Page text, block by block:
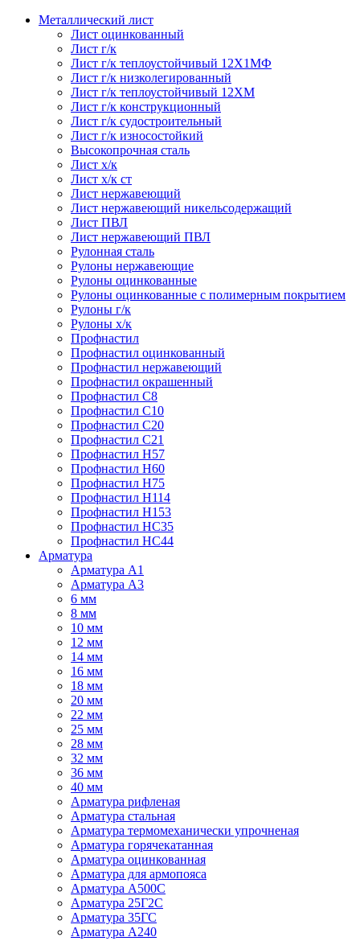
Металлический лист
Лист оцинкованный
Лист г/к
Лист г/к теплоустойчивый 12Х1МФ
Лист г/к низколегированный
Лист г/к теплоустойчивый 12ХМ
Лист г/к конструкционный
Лист г/к судостроительный
Лист г/к износостойкий
Высокопрочная сталь
Лист х/к
Лист х/к ст
Лист нержавеющий
Лист нержавеющий никельсодержащий
Лист ПВЛ
Лист нержавеющий ПВЛ
Рулонная сталь
Рулоны нержавеющие
Рулоны оцинкованные
Рулоны оцинкованные с полимерным покрытием
Рулоны г/к
Рулоны х/к
Профнастил
Профнастил оцинкованный
Профнастил нержавеющий
Профнастил окрашенный
Профнастил С8
Профнастил С10
Профнастил С20
Профнастил С21
Профнастил Н57
Профнастил Н60
Профнастил Н75
Профнастил Н114
Профнастил Н153
Профнастил НС35
Профнастил НС44
Арматура
Арматура А1
Арматура А3
6 мм
8 мм
10 мм
12 мм
14 мм
16 мм
18 мм
20 мм
22 мм
25 мм
28 мм
32 мм
36 мм
40 мм
Арматура рифленая
Арматура стальная
Арматура термомеханически упрочненая
Арматура горячекатанная
Арматура оцинкованная
Арматура для армопояса
Арматура A500С
Арматура 25Г2С
Арматура 35ГС
Арматура А240